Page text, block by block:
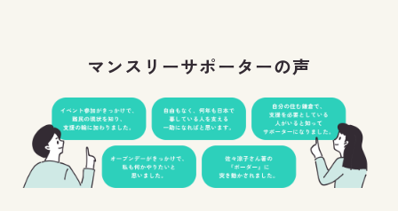
マンスリーサポーターの声